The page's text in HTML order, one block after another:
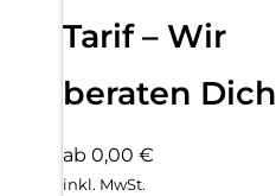
Tarif – Wir
beraten Dich
ab 0,00 €
inkl. MwSt.